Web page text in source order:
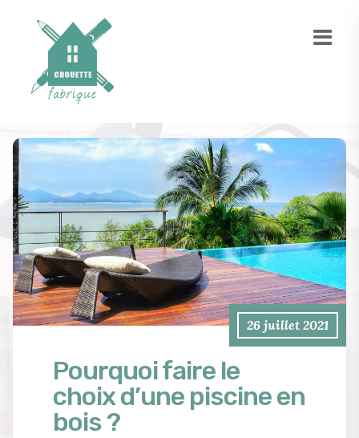
26 juillet 2021
Pourquoi faire le
choix d’une piscine en
bois ?